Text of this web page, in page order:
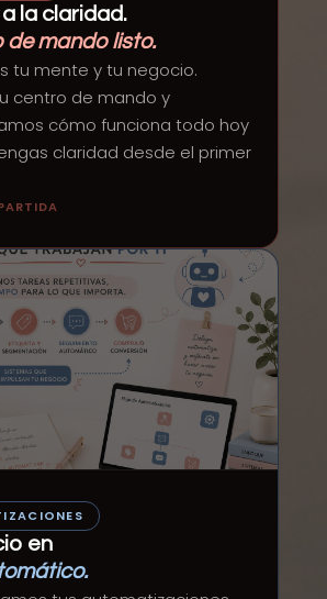
la claridad.
de mando listo.
tu mente y tu negocio.
centro de mando y
cómo funciona todo hoy
claridad desde el primer
en